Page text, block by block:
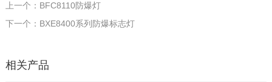
上一个：BFC8110防爆灯
下一个：BXE8400系列防爆标志灯
相关产品